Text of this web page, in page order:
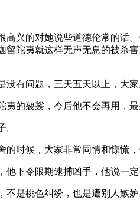
的对她说些道德伦常的话
陀夷就这样无声无息的被杀
问题，三天五天以上，大家
袈裟，今后他不会再用，最
候，大家非常同情和惊慌，
令限期逮捕凶手，他说一定
桃色纠纷，也是遭别人嫉